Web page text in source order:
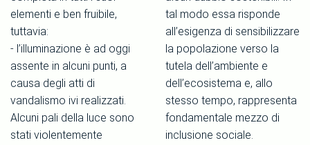
elementi e ben fruibile,
tuttavia:
- l’illuminazione è ad oggi
assente in alcuni punti, a
causa degli atti di
vandalismo ivi realizzati.
Alcuni pali della luce sono
stati violentemente
tal modo essa risponde
all’esigenza di sensibilizzare
la popolazione verso la
tutela dell’ambiente e
dell’ecosistema e, allo
stesso tempo, rappresenta
fondamentale mezzo di
inclusione sociale.